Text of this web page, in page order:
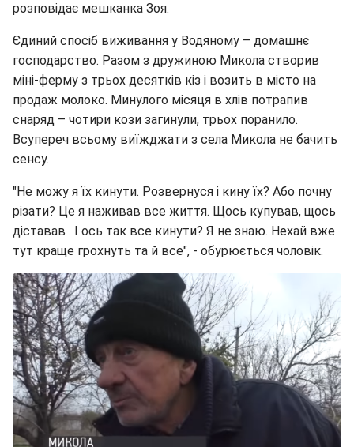
розповідає мешканка Зоя.
Єдиний спосіб виживання у Водяному – домашнє
господарство. Разом з дружиною Микола створив
міні-ферму з трьох десятків кіз і возить в місто на
продаж молоко. Минулого місяця в хлів потрапив
снаряд – чотири кози загинули, трьох поранило.
Всупереч всьому виїжджати з села Микола не бачить
сенсу.
"Не можу я їх кинути. Розвернуся і кину їх? Або почну
різати? Це я наживав все життя. Щось купував, щось
діставав . І ось так все кинути? Я не знаю. Нехай вже
тут краще грохнуть та й все", - обурюється чоловік.